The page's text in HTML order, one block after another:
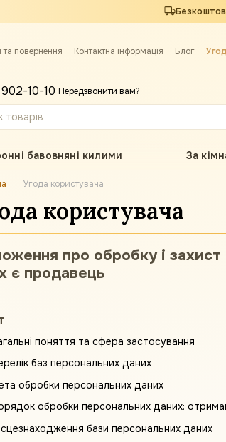
та повернення Контактна інформація Блог
10-10 Передзвонити вам?
бавовняні килими За
Угода користувача
користувача
про обробку і
є продавець
поняття та сфера застосування
баз персональних даних
обробки персональних даних
обробки персональних даних:
бази персональних даних